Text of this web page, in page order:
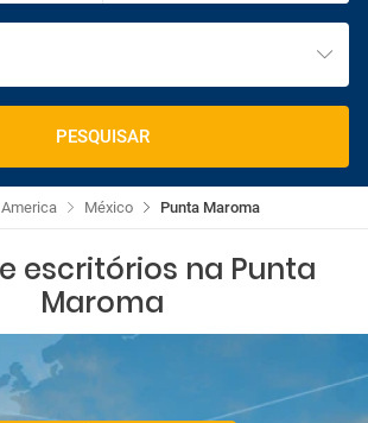
PESQUISAR
Punta Maroma
México
America
escritórios na Punta
Maroma